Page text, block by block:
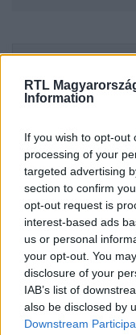
RTL
Information
If you wish to opt-out
processing of your
targeted advertising
section to confirm
opt-out request is
interest-based ads
us or personal
your opt-out. You
disclosure of your
IAB’s list of
also be disclosed by
Downstream
legyen a
Kövess minket,
Facebookon is!